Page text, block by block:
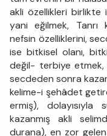
akli özellikleri birlikte
yani eğilmek, Tanrı
nefsin özelliklerini,
ise bitkisel olanı,
değil- terbiye etmek,
secdeden sonra
kelime-i şehâdet
ermiş),
kazanmış akli
durana), en zor gelen